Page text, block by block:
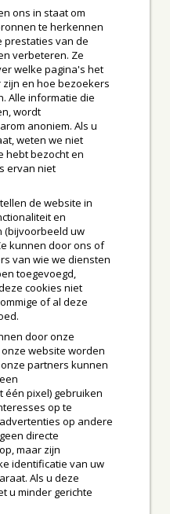
ons in staat om
te herkennen
prestaties van de
verbeteren. Ze
welke pagina's het
en hoe bezoekers
Alle informatie die
wordt
anoniem. Als u
weten we niet
hebt bezocht en
ervan niet
de website in
en
(bijvoorbeeld uw
kunnen door ons of
van wie we diensten
toegevoegd,
cookies niet
of al deze
door onze
website worden
partners kunnen
pixel) gebruiken
op te
op andere
directe
maar zijn
identificatie van uw
Als u deze
u minder gerichte